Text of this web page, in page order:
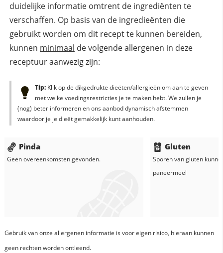
duidelijke informatie omtrent de ingrediënten te
verschaffen. Op basis van de ingredieënten die
gebruikt worden om dit recept te kunnen bereiden,
kunnen minimaal de volgende allergenen in deze
receptuur aanwezig zijn:
Tip:Klik op de dikgedrukte dieëten/allergieën om aan te geven
met welke voedingsrestricties je te maken hebt. We zullen je
(nog) beter informeren en ons aanbod dynamisch afstemmen
waardoor je je dieët gemakkelijk kunt aanhouden.
Pinda
Geen overeenkomsten gevonden.
Gluten
Sporen van gluten
paneermeel
Gebruik van onze allergenen informatie is voor eigen risico, hieraan kunnen
geen rechten worden ontleend.